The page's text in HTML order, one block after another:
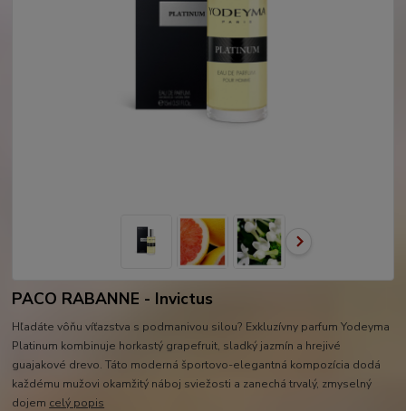
PACO RABANNE - Invictus
Hľadáte vôňu víťazstva s podmanivou silou? Exkluzívny parfum Yodeyma
Platinum kombinuje horkastý grapefruit, sladký jazmín a hrejivé
guajakové drevo. Táto moderná športovo-elegantná kompozícia dodá
každému mužovi okamžitý náboj sviežosti a zanechá trvalý, zmyselný
dojem celý popis